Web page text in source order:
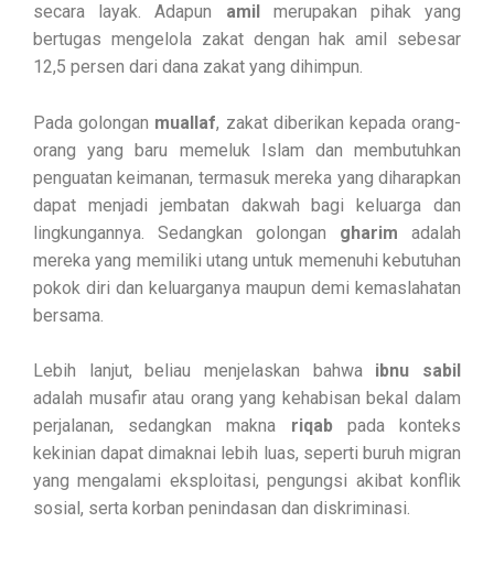
secara layak. Adapun amilmerupakan pihak yang
bertugas mengelola zakat dengan hak amil sebesar
12,5 persen dari dana zakat yang dihimpun.
Pada golongan muallaf, zakat diberikan kepada orang-
orang yang baru memeluk Islam dan membutuhkan
penguatan keimanan, termasuk mereka yang diharapkan
dapat menjadi jembatan dakwah bagi keluarga dan
lingkungannya. Sedangkan golongan gharim adalah
mereka yang memiliki utang untuk memenuhi kebutuhan
pokok diri dan keluarganya maupun demi kemaslahatan
bersama.
Lebih lanjut, beliau menjelaskan bahwa ibnu sabil
adalah musafir atau orang yang kehabisan bekal dalam
perjalanan, sedangkan makna riqabpada konteks
kekinian dapat dimaknai lebih luas, seperti buruh migran
yang mengalami eksploitasi, pengungsi akibat konflik
sosial, serta korban penindasan dan diskriminasi.